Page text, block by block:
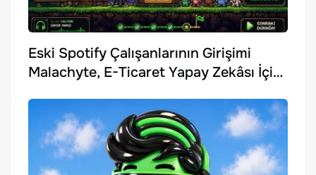
Eski Spotify Çalışanlarının Girişimi
Malachyte, E-Ticaret Yapay Zekâsı İçin